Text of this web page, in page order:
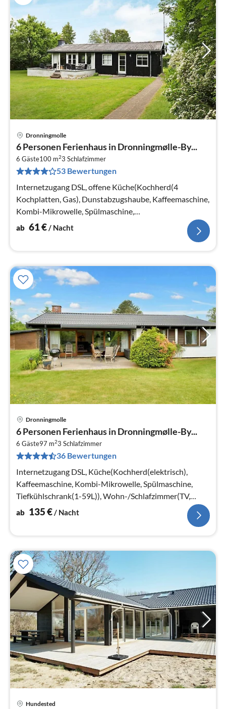
Dronningmolle
6 Personen Ferienhaus in Dronningmølle-By...
6 Gäste100 m23 Schlafzimmer
53 Bewertungen
Internetzugang DSL, offene Küche(Kochherd(4
Kochplatten, Gas), Dunstabzugshaube, Kaffeemaschine,
Kombi-Mikrowelle, Spülmaschine,
Kühl-/Gefrierkombination, Trockner, Waschmaschine)
ab 61€/ Nacht
Dronningmolle
6 Personen Ferienhaus in Dronningmølle-By...
6 Gäste97 m23 Schlafzimmer
36 Bewertungen
Internetzugang DSL, Küche(Kochherd(elektrisch),
Kaffeemaschine, Kombi-Mikrowelle, Spülmaschine,
Tiefkühlschrank(1-59L)), Wohn-/Schlafzimmer(TV,
Herd(Holz))
ab 135€/ Nacht
Hundested